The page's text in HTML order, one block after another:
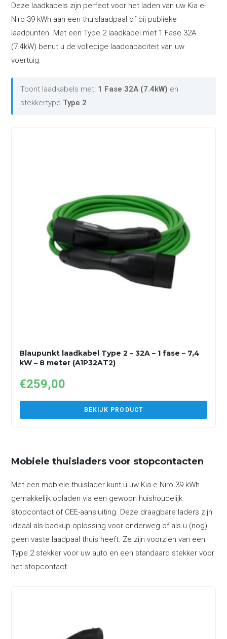
Deze laadkabels zijn perfect voor het laden van uw Kia e-
Niro 39 kWh aan een thuislaadpaal of bij publieke
laadpunten. Met een Type 2 laadkabel met 1 Fase 32A
(7.4kW) benut u de volledige laadcapaciteit van uw
voertuig.
Toont laadkabels met: 1 Fase 32A (7.4kW) en
stekkertypeType 2
Blaupunkt laadkabel Type 2 – 32A – 1 fase – 7,4
kW – 8 meter (A1P32AT2)
€259,00
BEKIJK PRODUCT
Mobiele thuisladers voor stopcontacten
Met een mobiele thuislader kunt u uw Kia e-Niro 39 kWh
gemakkelijk opladen via een gewoon huishoudelijk
stopcontact of CEE-aansluiting. Deze draagbare laders zijn
ideaal als backup-oplossing voor onderweg of als u (nog)
geen vaste laadpaal thuis heeft. Ze zijn voorzien van een
Type 2 stekker voor uw auto en een standaard stekker voor
het stopcontact.